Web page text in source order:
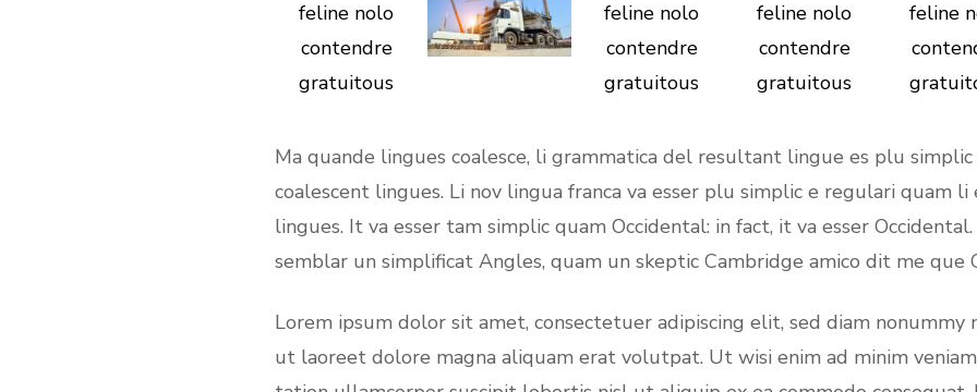
Ma quande lingues coalesce, li grammatica del resultant lingue es plu
coalescent lingues. Li nov lingua franca va esser plu simplic e regulari quam
lingues. It va esser tam simplic quam Occidental: in fact, it va esser
semblar un simplificat Angles, quam un skeptic Cambridge amico dit me que
Lorem ipsum dolor sit amet, consectetuer adipiscing elit, sed diam
ut laoreet dolore magna aliquam erat volutpat. Ut wisi enim ad minim